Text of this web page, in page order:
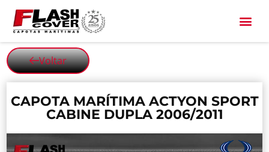
Voltar
CAPOTA MARÍTIMA ACTYON SPORT
CABINE DUPLA 2006/2011